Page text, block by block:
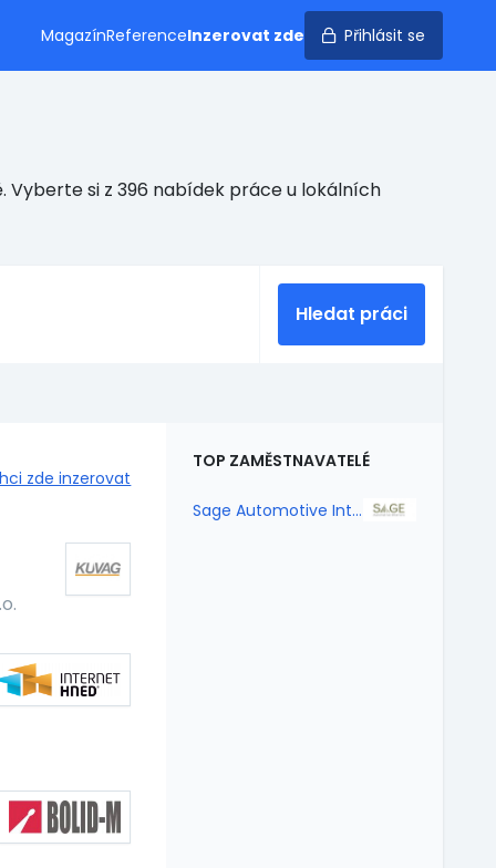
MagazínReferenceInzerovat zde Přihlásit se
si z 396 nabídek práce u lokálních
Hledat práci
zde inzerovat
TOP ZAMĚSTNAVATELÉ
Sage Automotive Interiors, Strakonice Fabrics, s.r.o.